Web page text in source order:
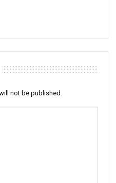
not be published.